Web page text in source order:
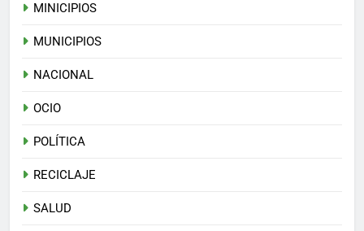
MINICIPIOS
MUNICIPIOS
NACIONAL
OCIO
POLÍTICA
RECICLAJE
SALUD